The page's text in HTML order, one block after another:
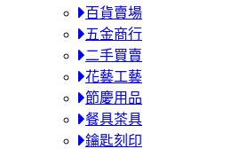
百貨賣場
五金商行
二手買賣
花藝工藝
節慶用品
餐具茶具
鑰匙刻印